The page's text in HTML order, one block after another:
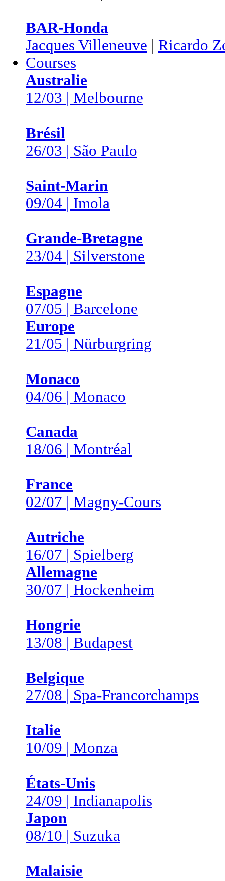
BAR-Honda
Jacques Villeneuve
Ricardo
Courses
Australie
12/03 | Melbourne
Brésil
26/03 | São Paulo
Saint-Marin
09/04 | Imola
Grande-Bretagne
23/04 | Silverstone
Espagne
07/05 | Barcelone
Europe
21/05 | Nürburgring
Monaco
04/06 | Monaco
Canada
18/06 | Montréal
France
02/07 | Magny-Cours
Autriche
16/07 | Spielberg
Allemagne
30/07 | Hockenheim
Hongrie
13/08 | Budapest
Belgique
27/08 | Spa-Francorchamps
Italie
10/09 | Monza
États-Unis
24/09 | Indianapolis
Japon
08/10 | Suzuka
Malaisie